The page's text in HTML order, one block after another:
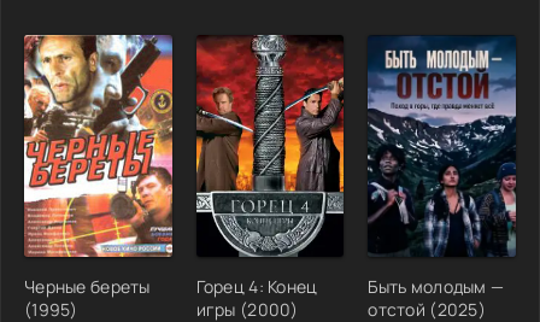
Черные береты
(1995)
Горец 4: Конец
игры (2000)
Быть молодым —
отстой (2025)